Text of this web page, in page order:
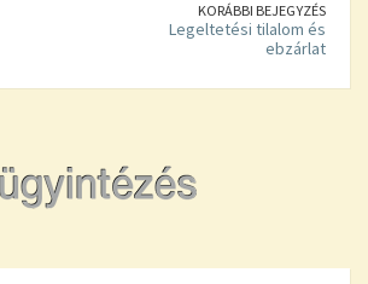
KORÁBBI BEJEGYZÉS
Legeltetési tilalom és
ebzárlat